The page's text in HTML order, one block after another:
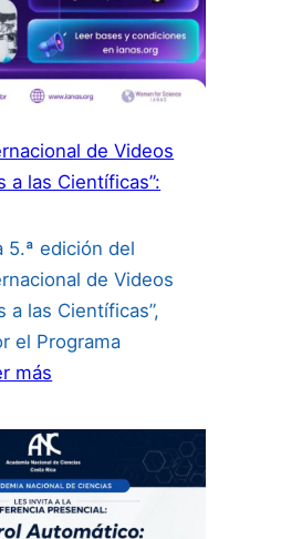
de Videos
a las Científicas”:
5.ª edición del
de Videos
a las Científicas”,
el Programa
más
Internacional
de
Videos
“Descubramos